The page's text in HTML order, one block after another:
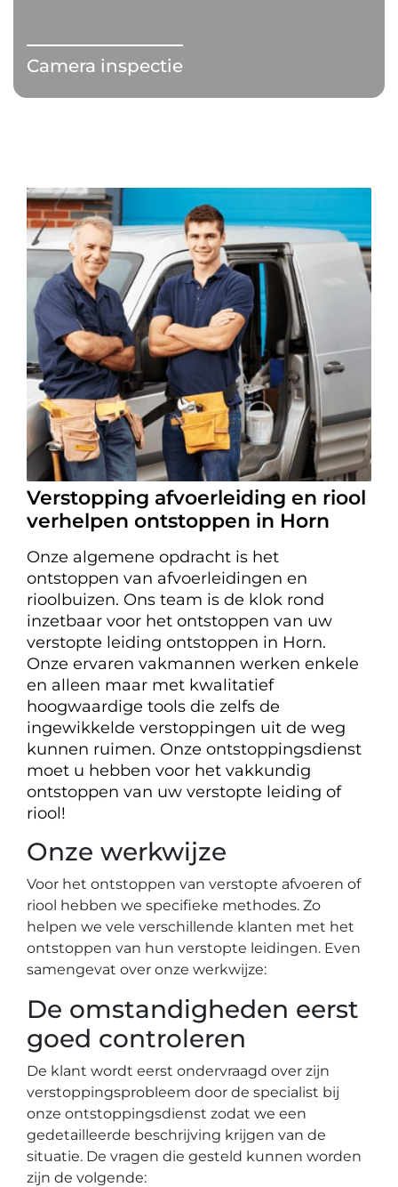
Camera inspectie
Verstopping afvoerleiding en riool
verhelpen ontstoppen in Horn
Onze algemene opdracht is het
ontstoppen van afvoerleidingen en
rioolbuizen. Ons team is de klok rond
inzetbaar voor het ontstoppen van uw
verstopte leiding ontstoppen in Horn.
Onze ervaren vakmannen werken enkele
en alleen maar met kwalitatief
hoogwaardige tools die zelfs de
ingewikkelde verstoppingen uit de weg
kunnen ruimen. Onze ontstoppingsdienst
moet u hebben voor het vakkundig
ontstoppen van uw verstopte leiding of
riool!
Onze werkwijze
Voor het ontstoppen van verstopte afvoeren of
riool hebben we specifieke methodes. Zo
helpen we vele verschillende klanten met het
ontstoppen van hun verstopte leidingen. Even
samengevat over onze werkwijze:
De omstandigheden eerst
goed controleren
De klant wordt eerst ondervraagd over zijn
verstoppingsprobleem door de specialist bij
onze ontstoppingsdienst zodat we een
gedetailleerde beschrijving krijgen van de
situatie. De vragen die gesteld kunnen worden
zijn de volgende: